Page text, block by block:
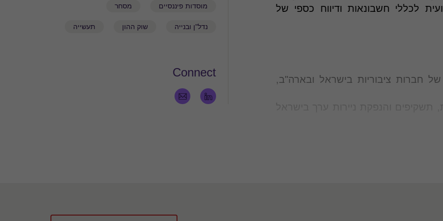
לכללי חשבונאות ודיווח כספי של
של חברות ציבוריות בישראל ובארה"ב,
מוסדות פיננסיים מסחר
נדל"ן ובנייה שוק ההון תעשייה
Connect